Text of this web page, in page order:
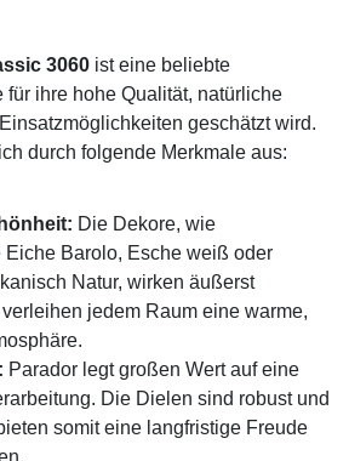
3060 ist eine beliebte
für ihre hohe Qualität, natürliche
geschätzt wird.
durch folgende Merkmale aus:
Die Dekore, wie
Eiche Barolo, Esche weiß oder
Natur, wirken äußerst
jedem Raum eine warme,
Parador legt großen Wert auf eine
Die Dielen sind robust und
somit eine langfristige Freude